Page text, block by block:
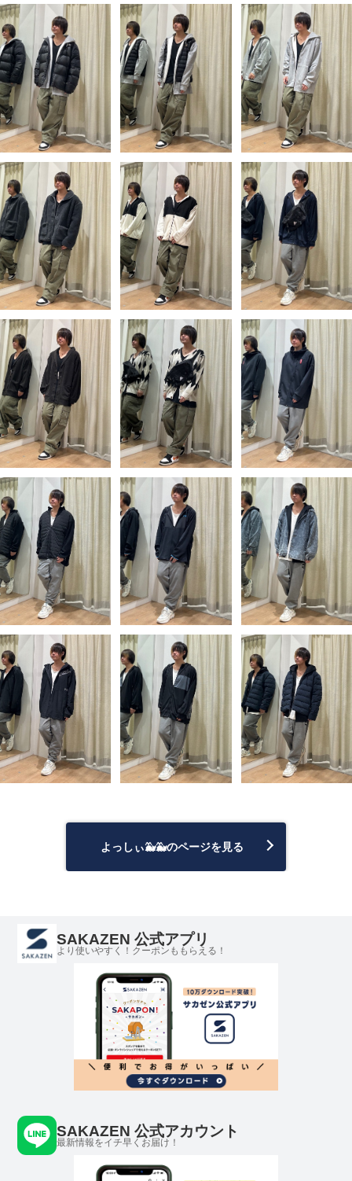
よっしぃ🐳🐳のページを見る
SAKAZEN 公式アプリ
より使いやすく！クーポンももらえる！
SAKAZEN 公式アカウント
最新情報をイチ早くお届け！